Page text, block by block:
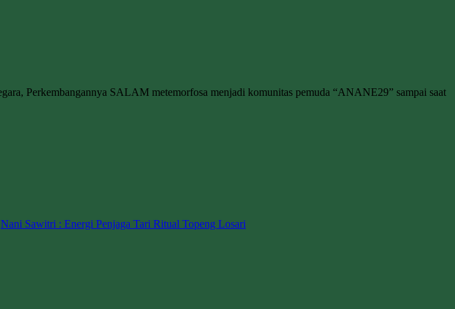
Perkembangannya SALAM metemorfosa menjadi komunitas pemuda “ANANE29” sampai saat
Nani Sawitri : Energi Penjaga Tari Ritual Topeng Losari